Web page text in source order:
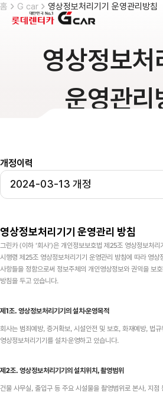
skip navigation
홈 G car 영상정보처리기기 운영관리방침
영상정보처
운영관리
개정이력
2024-03-13 개정
영상정보처리기기 운영관리 방침
그린카 (이하 ‘회사’)은 개인정보보호법 제25조 영상정보처리
시행령 제25조 영상정보처리기기 운영관리 방침에 따라 영
사항들을 정함으로써 정보주체의 개인영상정보와 권익을 보
방침을 두고 있습니다.
제1조. 영상정보처리기기의 설치·운영목적
회사는 범죄예방, 증거확보, 시설안전 및 보호, 화재예방, 법
영상정보처리기기를 설치·운영하고 있습니다.
제2조. 영상정보처리기기의 설치위치, 촬영범위
건물 사무실, 출입구 등 주요 시설물을 촬영범위로 본사, 지점